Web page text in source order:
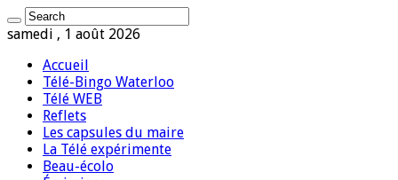
samedi , 1 août 2026
Accueil
Télé-Bingo Waterloo
Télé WEB
Reflets
Les capsules du maire
La Télé expérimente
Beau-écolo